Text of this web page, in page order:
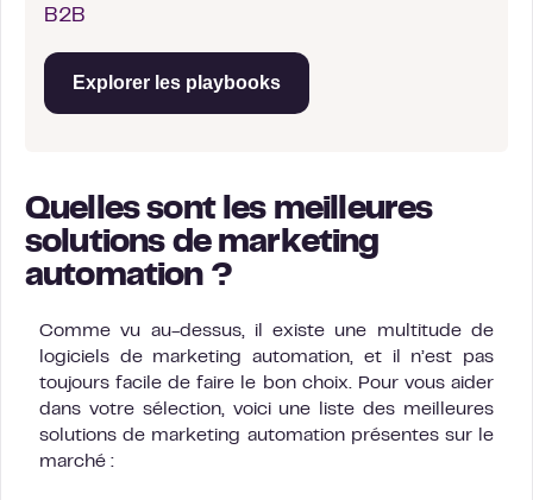
B2B
Explorer les playbooks
Quelles sont les meilleures
solutions de marketing
automation ?
Comme vu au-dessus, il existe une multitude de
logiciels de marketing automation, et il n’est pas
toujours facile de faire le bon choix. Pour vous aider
dans votre sélection, voici une liste des meilleures
solutions de marketing automation présentes sur le
marché :